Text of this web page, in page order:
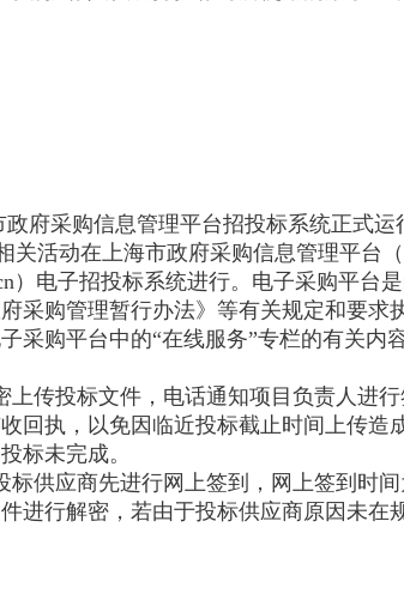
府采购信息管理平台招投标系统正式运
关活动在上海市政府采购信息管理平台
）电子招投标系统进行。电子采购平台
采购管理暂行办法》等有关规定和要求
采购平台中的“在线服务”专栏的有关内
传投标文件，电话通知项目负责人进
回执，以免因临近投标截止时间上传造
标未完成。
供应商先进行网上签到，网上签到时
进行解密，若由于投标供应商原因未在